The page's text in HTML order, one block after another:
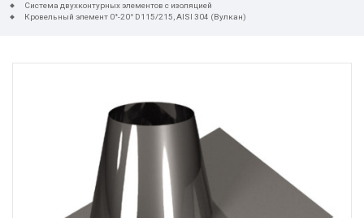
Система двухконтурных элементов с изоляцией
Кровельный элемент 0°-20° D115/215, AISI 304 (Вулкан)